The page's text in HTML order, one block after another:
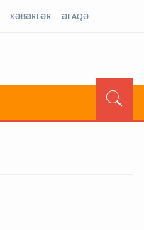
XƏBƏRLƏR ƏLAQƏ